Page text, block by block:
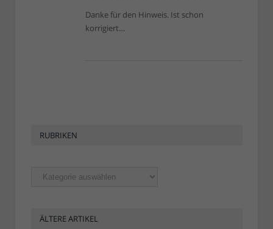
Danke für den Hinweis. Ist schon
korrigiert…
RUBRIKEN
Rubriken
ÄLTERE ARTIKEL